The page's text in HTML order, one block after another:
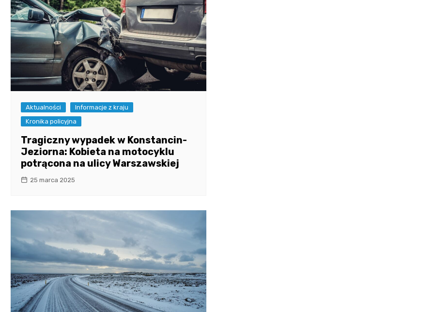
Aktualności
Informacje z kraju
Kronika policyjna
Tragiczny wypadek w Konstancin-
Jeziorna: Kobieta na motocyklu
potrącona na ulicy Warszawskiej
25 marca 2025